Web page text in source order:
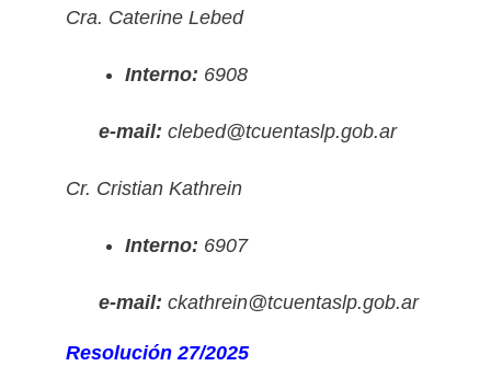
Cra. Caterine Lebed
Interno: 6908
e-mail: clebed@tcuentaslp.gob.ar
Cr. Cristian Kathrein
Interno: 6907
e-mail: ckathrein@tcuentaslp.gob.ar
Resolución 27/2025